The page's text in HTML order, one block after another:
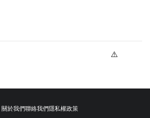
關於我們聯絡我們隱私權政策